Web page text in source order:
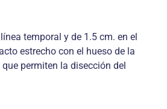
temporal y de 1.5 cm. en el
estrecho con el hueso de la
permiten la disección del